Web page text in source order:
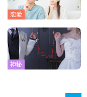
恋愛
神秘